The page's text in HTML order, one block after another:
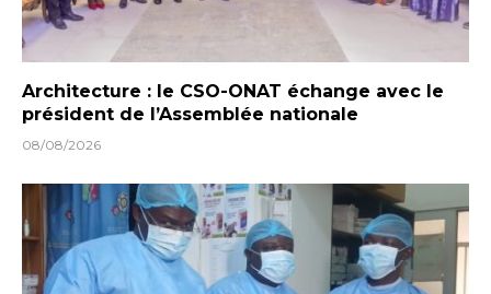
Architecture : le CSO-ONAT échange avec le
président de l’Assemblée nationale
08/08/2026